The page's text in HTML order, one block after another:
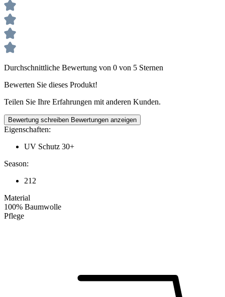
Durchschnittliche Bewertung von 0 von 5 Sternen
Bewerten Sie dieses Produkt!
Teilen Sie Ihre Erfahrungen mit anderen Kunden.
Bewertung schreiben Bewertungen anzeigen
Eigenschaften:
UV Schutz 30+
Season:
212
Material
100% Baumwolle
Pflege